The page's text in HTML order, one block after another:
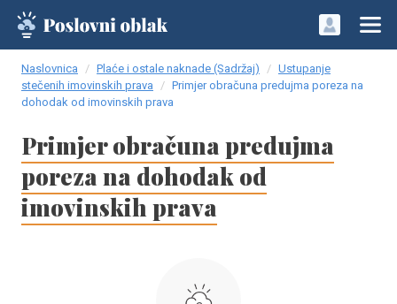
Naslovnica Plaće i ostale naknade (Sadržaj)
Ustupanje
stečenih imovinskih prava
Primjer obračuna predujma poreza na
dohodak od imovinskih prava
Primjer obračuna predujma
poreza na dohodak od
imovinskih prava